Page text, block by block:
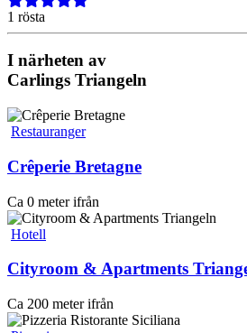
1 rösta
I närheten av
Carlings Triangeln
Restauranger
Crêperie Bretagne
Ca 0 meter ifrån
Hotell
Cityroom & Apartments
Ca 200 meter ifrån